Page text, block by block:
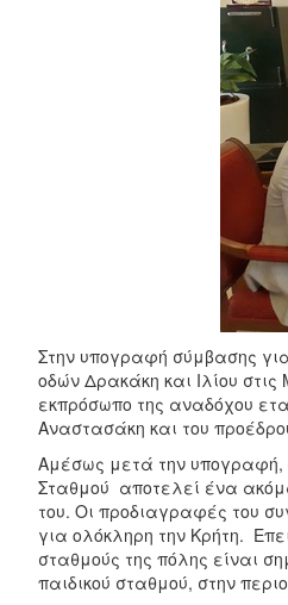
Στην υπογραφή σύμβασης
οδών Δρακάκη και Ιλίου
εκπρόσωπο της αναδόχου
Αναστασάκη και του
Αμέσως μετά την υπογραφή,
Σταθμού αποτελεί ένα
του. Οι προδιαγραφές του
για ολόκληρη την Κρήτη.
σταθμούς της πόλης είναι
παιδικού σταθμού, στην